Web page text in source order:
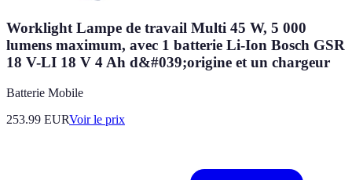
Worklight Lampe de travail Multi 45 W, 5 000
lumens maximum, avec 1 batterie Li-Ion Bosch GSR
18 V-LI 18 V 4 Ah d&#039;origine et un chargeur
Batterie Mobile
253.99 EURVoir le prix